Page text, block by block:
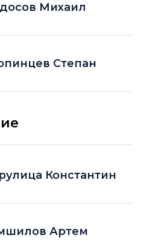
Михаил
Степан
Константин
Артем